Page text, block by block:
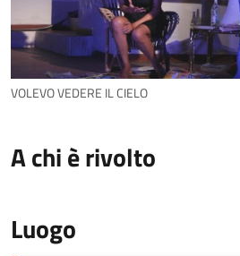
VOLEVO VEDERE IL CIELO
A chi è rivolto
Luogo